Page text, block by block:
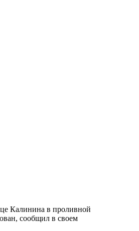
Калинина в проливной
сообщил в своем